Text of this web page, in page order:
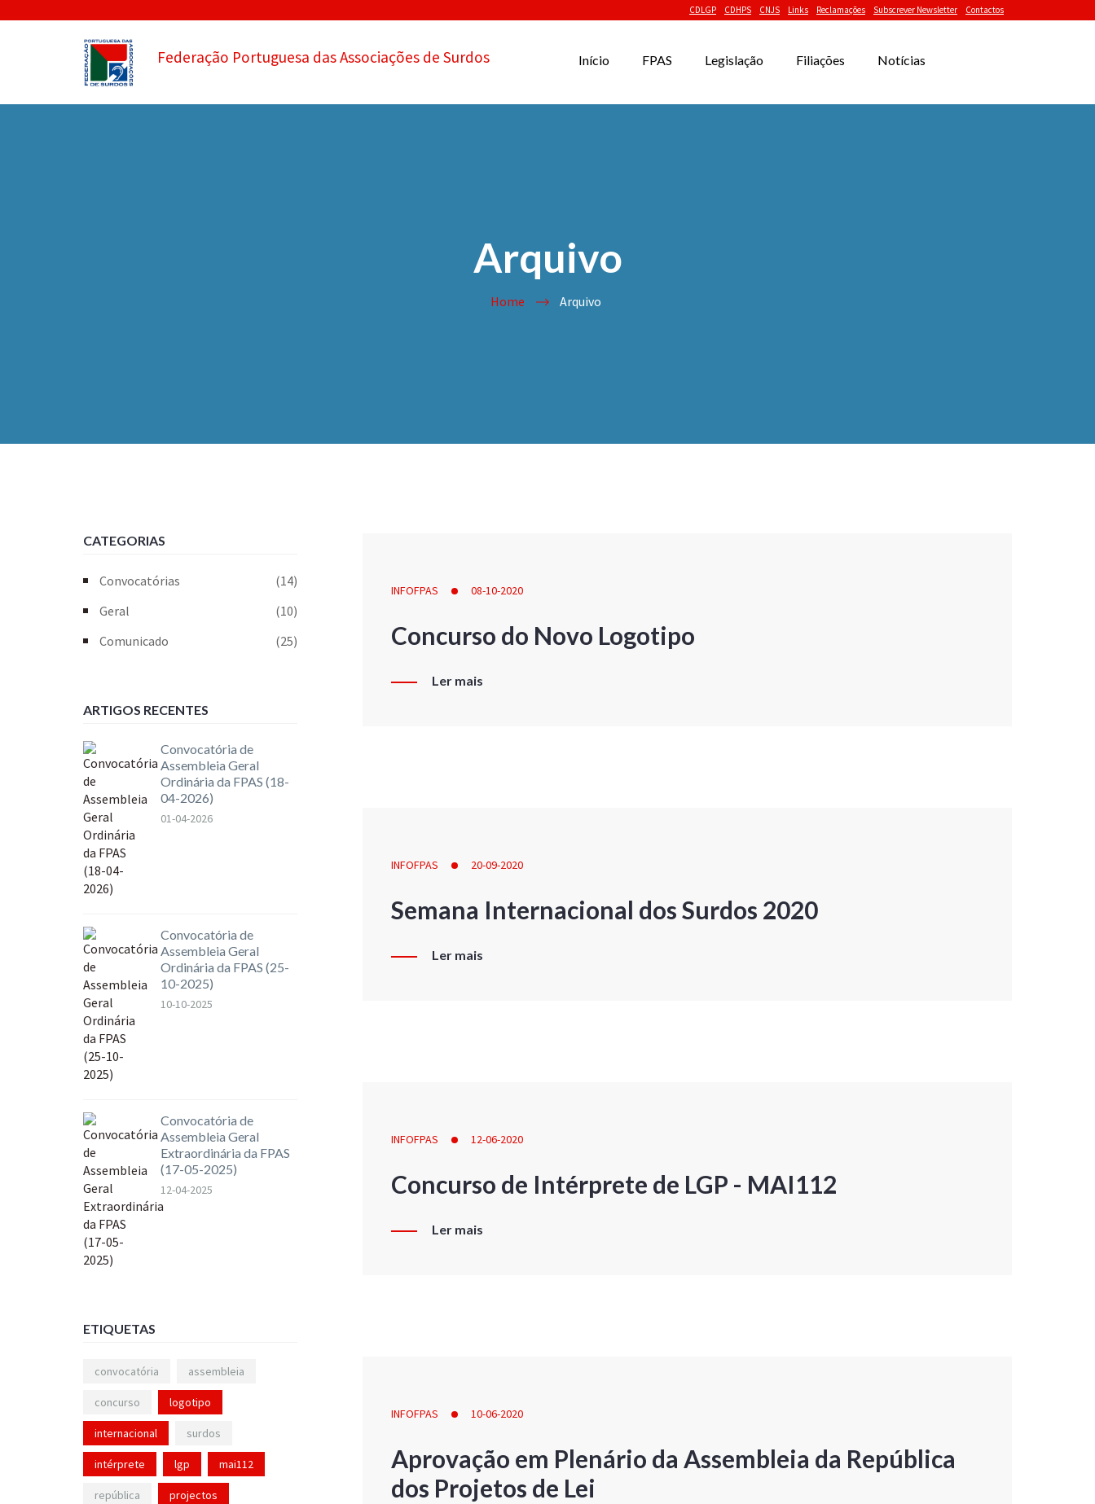
CDLGP CDHPS CNJS Links Reclamações Subscrever Newsletter Contactos
Federação Portuguesa das Associações de Surdos Início FPAS Legislação Filiações Notícias
Arquivo
Home Arquivo
INFOFPAS 08-10-2020
Concurso do Novo Logotipo
Ler mais
INFOFPAS 20-09-2020
Semana Internacional dos Surdos 2020
Ler mais
INFOFPAS 12-06-2020
Concurso de Intérprete de LGP - MAI112
Ler mais
INFOFPAS 10-06-2020
Aprovação em Plenário da Assembleia da República
dos Projetos de Lei
CATEGORIAS
Convocatórias
(14)
Geral
(10)
Comunicado
(25)
ARTIGOS RECENTES
Convocatória de
Assembleia Geral
Ordinária da FPAS (18-
04-2026)
01-04-2026
Convocatória de
Assembleia Geral
Ordinária da FPAS (25-
10-2025)
10-10-2025
Convocatória de
Assembleia Geral
Extraordinária da FPAS
(17-05-2025)
12-04-2025
ETIQUETAS
convocatória assembleia
concurso logotipo
internacional surdos
intérprete lgp mai112
república projectos